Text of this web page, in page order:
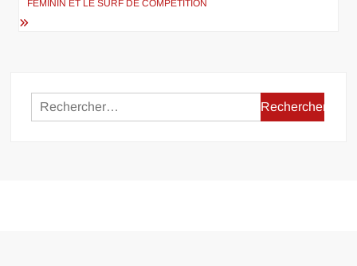
FÉMININ ET LE SURF DE COMPÉTITION
Rechercher :